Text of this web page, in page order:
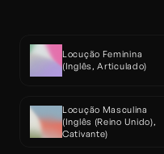
Locução Feminina
(Inglês, Articulado)
Locução Masculina
(Inglês (Reino Unido),
Cativante)